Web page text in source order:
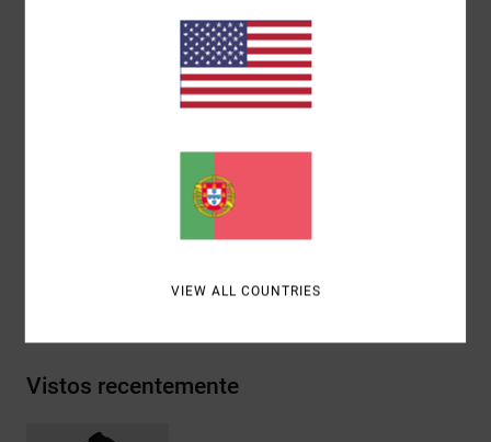
Costuras coladas e seladas com ponto
Características adicionais:Punhos e pescoço em
[Tecido principal] 80% neopreno, 20% nylon
Envio& Devoluciones
Vistos recentemente
VIEW ALL COUNTRIES